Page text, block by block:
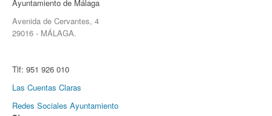
Ayuntamiento de Málaga
Avenida de Cervantes, 4
29016 - MÁLAGA.
Tlf: 951 926 010
Las Cuentas Claras
Redes Sociales Ayuntamiento